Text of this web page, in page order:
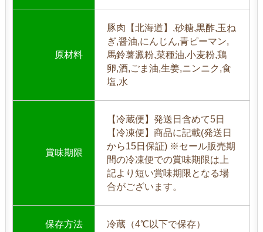
原材料
豚肉【北海道】,砂糖,黒酢,玉ね
ぎ,醤油,にんじん,青ピーマン,
馬鈴薯澱粉,菜種油,小麦粉,鶏
卵,酒,ごま油,生姜,ニンニク,食
塩,水
賞味期限
【冷蔵便】発送日含めて5日
【冷凍便】商品に記載(発送日
から15日保証) ※セール販売期
間の冷凍便での賞味期限は上
記より短い賞味期限となる場
合がございます。
保存方法 冷蔵（4℃以下で保存）